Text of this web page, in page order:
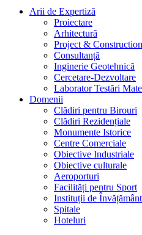
Arii de Expertiză
Proiectare
Arhitectură
Project &
Consultanță
Inginerie Geotehnică
Cercetare-Dezvoltare
Laborator Testări
Domenii
Clădiri pentru Birouri
Clădiri Rezidențiale
Monumente Istorice
Centre Comerciale
Obiective Industriale
Obiective culturale
Aeroporturi
Facilități pentru Sport
Instituții de Învățământ
Spitale
Hoteluri